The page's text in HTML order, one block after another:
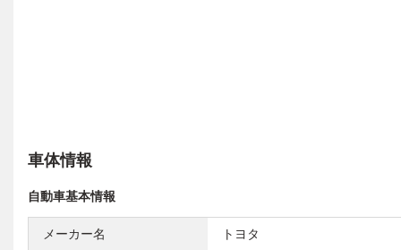
車体情報
自動車基本情報
メーカー名 トヨタ